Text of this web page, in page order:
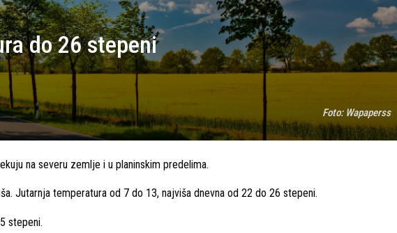
do 26 stepeni
Foto: Wapaperss
na severu zemlje i u planinskim predelima.
Jutarnja temperatura od 7 do 13, najviša dnevna od 22 do 26 stepeni.
stepeni.